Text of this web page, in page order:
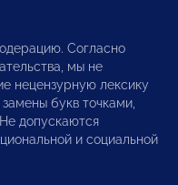
Согласно
мы не
нецензурную лексику
букв точками,
допускаются
и социальной